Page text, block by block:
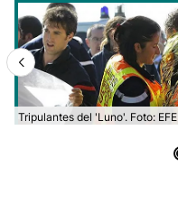
Tripulantes del 'Luno'. Foto: EFE